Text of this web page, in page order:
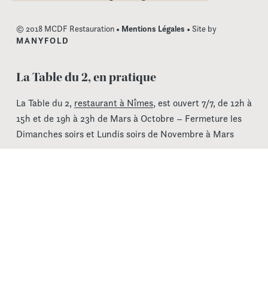
© 2018 MCDF Restauration • Mentions Légales • Site by
MANYFOLD
La Table du 2, en pratique
La Table du 2, restaurant à Nîmes, est ouvert 7/7, de 12h à
15h et de 19h à 23h de Mars à Octobre – Fermeture les
Dimanches soirs et Lundis soirs de Novembre à Mars